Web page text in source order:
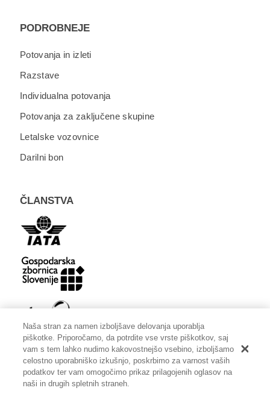
PODROBNEJE
Potovanja in izleti
Razstave
Individualna potovanja
Potovanja za zaključene skupine
Letalske vozovnice
Darilni bon
ČLANSTVA
Naša stran za namen izboljšave delovanja uporablja
piškotke. Priporočamo, da potrdite vse vrste piškotkov, saj
vam s tem lahko nudimo kakovostnejšo vsebino, izboljšamo
celostno uporabniško izkušnjo, poskrbimo za varnost vaših
podatkov ter vam omogočimo prikaz prilagojenih oglasov na
naši in drugih spletnih straneh.